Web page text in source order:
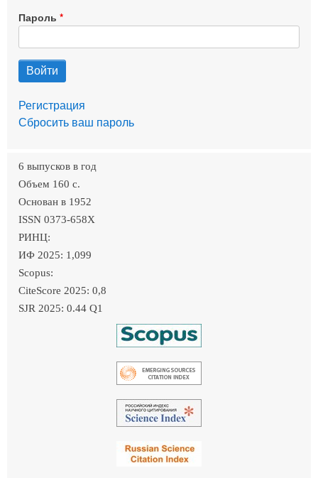
Пароль
Регистрация
Сбросить ваш пароль
6 выпусков в год
Объем 160 c.
Основан в 1952
ISSN 0373-658X
РИНЦ:
ИФ 2025: 1,099
Scopus:
CiteScore 2025: 0,8
SJR 2025: 0.44 Q1